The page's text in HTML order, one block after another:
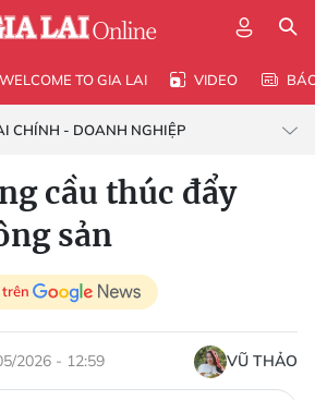
WELCOME TO GIA LAI VIDEO
CHÍNH - DOANH NGHIỆP
cầu thúc đẩy
sản
trên
2026 - 12:59 VŨ THẢO